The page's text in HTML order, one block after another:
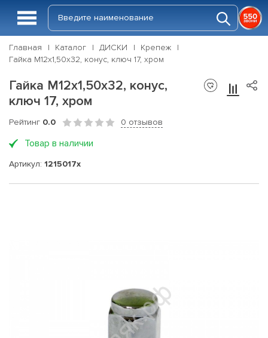
Главная Каталог ДИСКИ
Крепеж
Гайка М12x1,50x32, конус, ключ 17, хром
Гайка М12x1,50x32, конус,
ключ 17, хром
Рейтинг 0.0 0 отзывов
Товар в наличии
Артикул: 1215017х